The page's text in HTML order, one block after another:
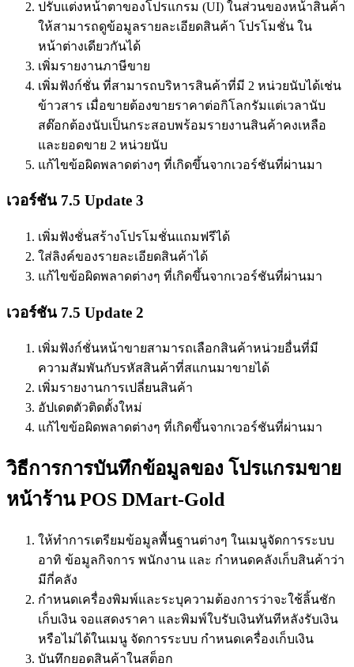
ปรับแต่งหน้าตาของโปรแกรม (UI) ในส่วนของหน้าสินค้า
ให้สามารถดูข้อมูลรายละเอียดสินค้า โปรโมชั่น ใน
หน้าต่างเดียวกันได้
เพิ่มรายงานภาษีขาย
เพิ่มฟังก์ชั่น ที่สามารถบริหารสินค้าที่มี 2 หน่วยนับได้เช่น
ข้าวสาร เมื่อขายต้องขายราคาต่อกิโลกรัมแต่เวลานับ
สต๊อกต้องนับเป็นกระสอบพร้อมรายงานสินค้าคงเหลือ
และยอดขาย 2 หน่วยนับ
แก้ไขข้อผิดพลาดต่างๆ ที่เกิดขึ้นจากเวอร์ชันที่ผ่านมา
เวอร์ชัน 7.5 Update 3
เพิ่มฟังชั่นสร้างโปรโมชั่นแถมฟรีได้
ใส่ลิงค์ของรายละเอียดสินค้าได้
แก้ไขข้อผิดพลาดต่างๆ ที่เกิดขึ้นจากเวอร์ชันที่ผ่านมา
เวอร์ชัน 7.5 Update 2
เพิ่มฟังก์ชั่นหน้าขายสามารถเลือกสินค้าหน่วยอื่นที่มี
ความสัมพันกับรหัสสินค้าที่สแกนมาขายได้
เพิ่มรายงานการเปลี่ยนสินค้า
อัปเดตตัวติดตั้งใหม่
แก้ไขข้อผิดพลาดต่างๆ ที่เกิดขึ้นจากเวอร์ชันที่ผ่านมา
วิธีการการบันทึกข้อมูลของ โปรแกรมขาย
หน้าร้าน POS DMart-Gold
ให้ทำการเตรียมข้อมูลพื้นฐานต่างๆ ในเมนูจัดการระบบ
อาทิ ข้อมูลกิจการ พนักงาน และ กำหนดคลังเก็บสินค้าว่า
มีกี่คลัง
กำหนดเครื่องพิมพ์และระบุความต้องการว่าจะใช้ลิ้นชัก
เก็บเงิน จอแสดงราคา และพิมพ์ใบรับเงินทันทีหลังรับเงิน
หรือไม่ได้ในเมนู จัดการระบบ กำหนดเครื่องเก็บเงิน
บันทึกยอดสินค้าในสต็อก